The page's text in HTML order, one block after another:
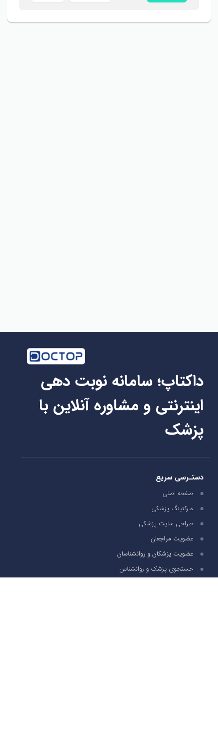
داکتاپ؛ سامانه نوبت دهی
اینترنتی و مشاوره آنلاین با
پزشک
دستـرسی سریع
صفحه اصلی
مارکتینگ پزشکی
طراحی سایت پزشکی
عضویت مراجعان
عضویت پزشکان و روانشناسان
جستجوی پزشک و روانشناس